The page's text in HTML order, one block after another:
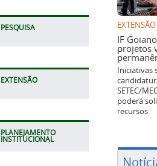
PESQUISA
EXTENSÃO
PLANEJAMENTO
INSTITUCIONAL
EXTENSÃO
IF
projetos
Iniciativas
SETEC/
poderá
recursos.